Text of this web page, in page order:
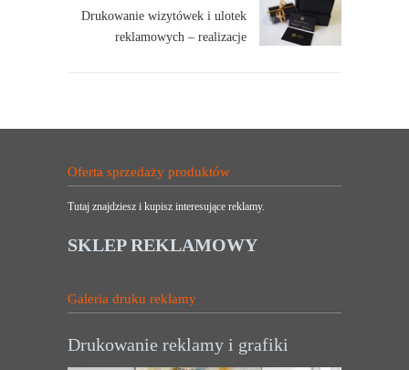
Drukowanie wizytówek i ulotek
reklamowych – realizacje
Oferta sprzedaży produktów
Tutaj znajdziesz i kupisz interesujące reklamy.
SKLEP REKLAMOWY
Galeria druku reklamy
Drukowanie reklamy i grafiki